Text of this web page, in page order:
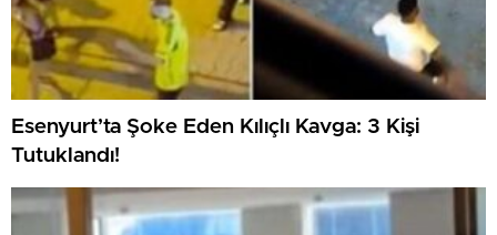
Esenyurt’ta Şoke Eden Kılıçlı Kavga: 3 Kişi
Tutuklandı!